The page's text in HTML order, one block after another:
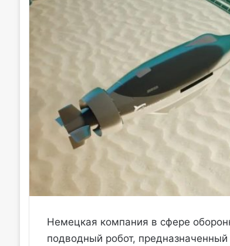
Немецкая компания в сфере
подводный робот,